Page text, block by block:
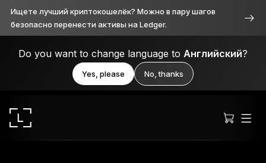
Ищете лучший криптокошелёк? Можно в пару шагов
безопасно перенести активы на Ledger.
Do you want to change language to Английский?
Yes, please No, thanks